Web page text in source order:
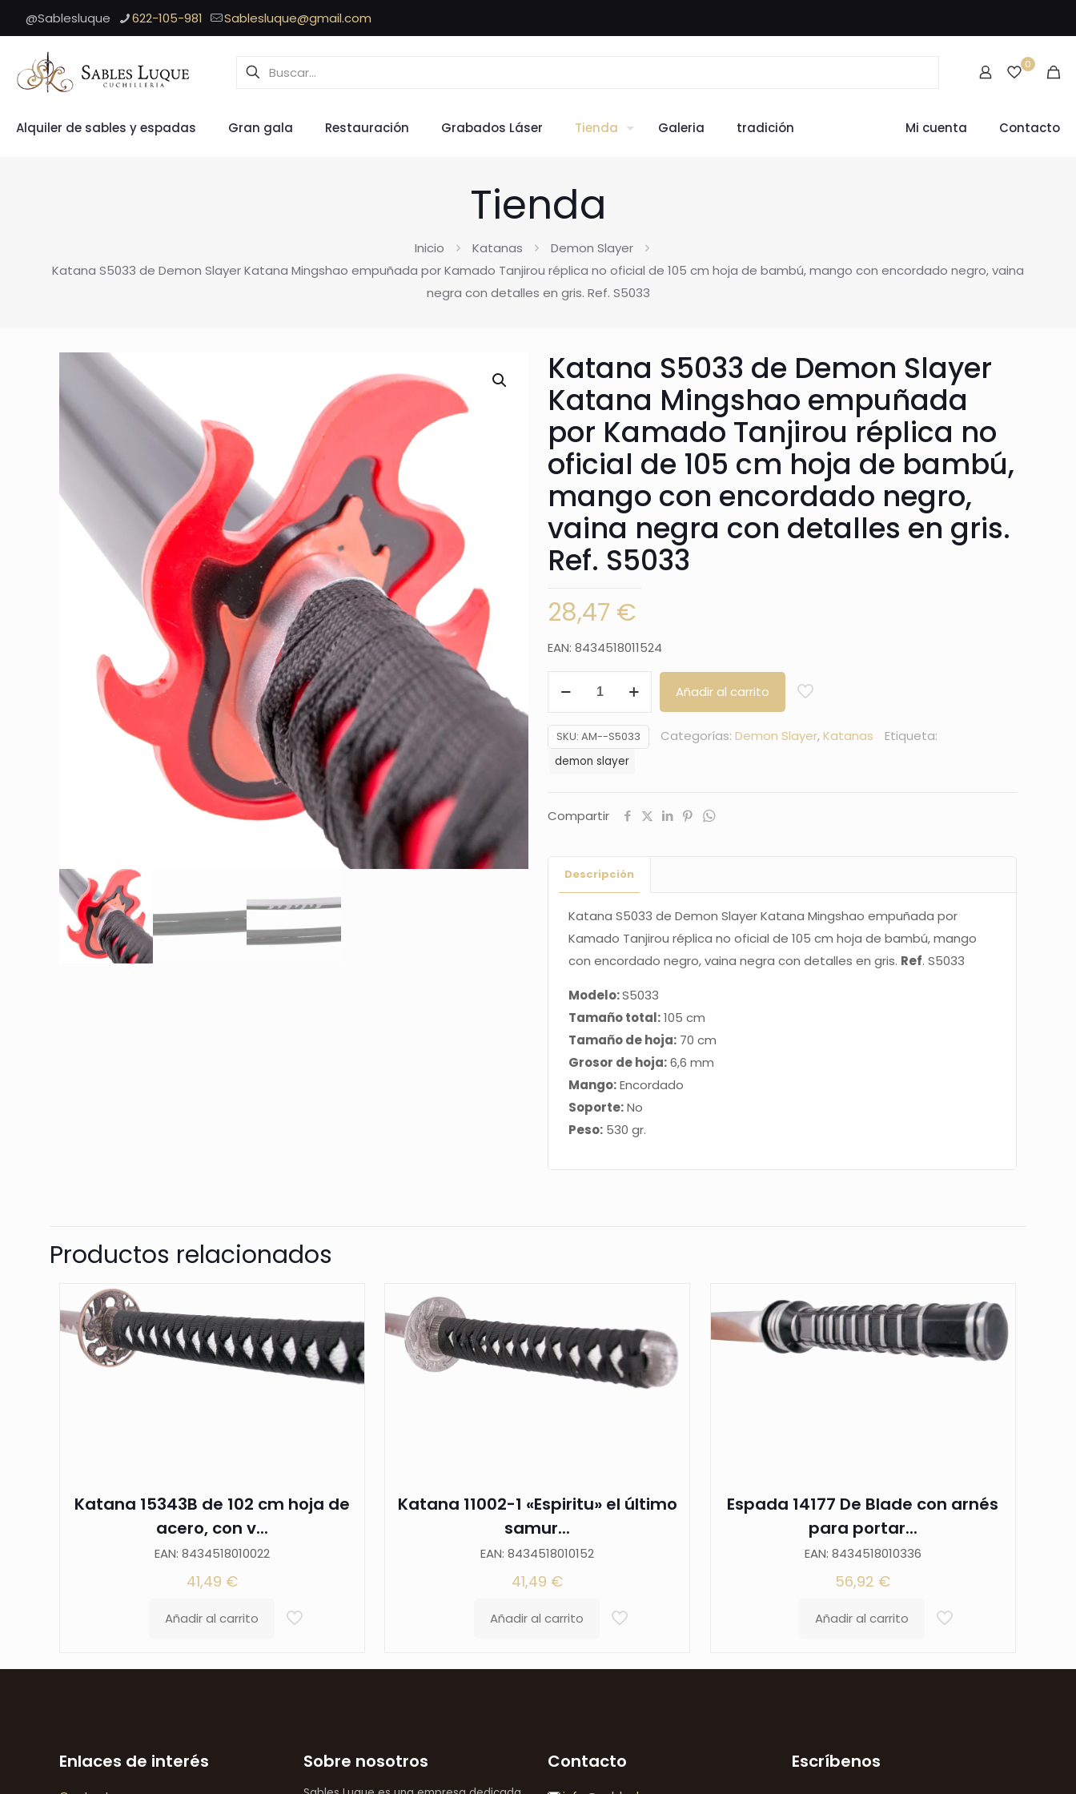
@Sablesluque 622-105-981 Sablesluque@gmail.com
0
Alquiler de sables y espadas Gran gala Restauración Grabados Láser Tienda Galeria tradición Mi cuenta Contacto
Tienda
Inicio Katanas
Demon Slayer
Katana S5033 de Demon Slayer Katana Mingshao empuñada por Kamado Tanjirou réplica no oficial de 105 cm hoja de bambú, mango con encordado negro, vaina
negra con detalles en gris. Ref. S5033
Katana S5033 de Demon Slayer
Katana Mingshao empuñada
por Kamado Tanjirou réplica no
oficial de 105 cm hoja de bambú,
mango con encordado negro,
vaina negra con detalles en gris.
Ref. S5033
28,47 €
EAN: 8434518011524
de
Demon
Mingshao
Kamado
hoja
bambú,
mango
gris.
Ref.
S5033
Añadir al carrito
SKU: AM--S5033 Categorías: Demon Slayer,Katanas Etiqueta:
demon slayer
Compartir
Descripción
Katana S5033 de Demon Slayer Katana Mingshao empuñada por
Kamado Tanjirou réplica no oficial de 105 cm hoja de bambú, mango
con encordado negro, vaina negra con detalles en gris. Ref. S5033
Modelo:S5033
Tamaño total:105 cm
Tamaño de hoja: 70 cm
Grosor de hoja:6,6 mm
Mango:Encordado
Soporte:No
Peso: 530 gr.
Productos relacionados
Katana 15343B de 102 cm hoja de
acero, con v...
EAN: 8434518010022
41,49 €
Añadir al carrito
Katana 11002-1 «Espiritu» el último
samur...
EAN: 8434518010152
41,49 €
Añadir al carrito
Espada 14177 De Blade con arnés
para portar...
EAN: 8434518010336
56,92 €
Añadir al carrito
Enlaces de interés Sobre nosotros Contacto Escríbenos